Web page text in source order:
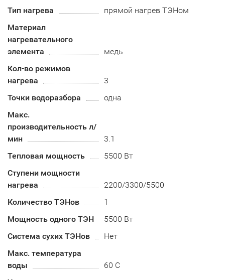
Тип нагрева
прямой нагрев ТЭНом
Материал
нагревательного
элемента
медь
Кол-во режимов
нагрева
3
Точки водоразбора
одна
Макс.
производительность л/
мин
3.1
Тепловая мощность
5500 Вт
Ступени мощности
нагрева
2200/3300/5500
Количество ТЭНов
1
Мощность одного ТЭН
5500 Вт
Система сухих ТЭНов
Нет
Макс. температура
воды
60 С